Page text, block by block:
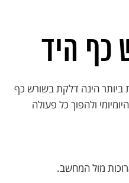
כף היד
ביותר הינה דלקת בשורש כף
ולהפוך כל פעולה
מול המחשב.